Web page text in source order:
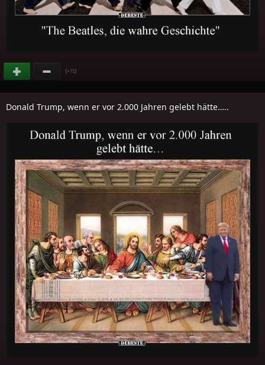
(+71)
Donald Trump, wenn er vor 2.000 Jahren gelebt hätte…..